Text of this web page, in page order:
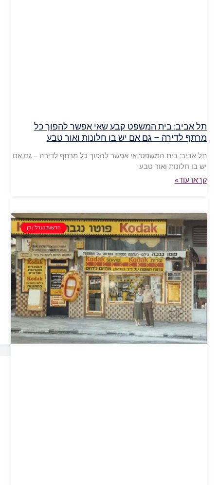
תל אביב: בית המשפט קבע שאי אפשר להפוך כל
מרתף לדירה – גם אם יש בו חלונות ואור טבע
תל אביב: בית המשפט: אי אפשר להפוך כל מרתף לדירה – גם אם
יש בו חלונות ואור טבע
קראו עוד»
חדשות הנדל"ן דן